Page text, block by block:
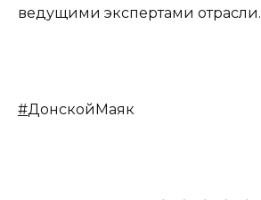
ведущими экспертами отрасли.
#ДонскойМаяк